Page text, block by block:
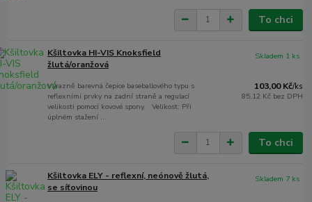
To chci
Kšiltovka HI-VIS Knoksfield
žlutá/oranžová
Výrazně barevná čepice baseballového typu s
reflexními prvky na zadní straně a regulací
velikosti pomocí kovové spony. Velikost: Při
úplném stažení ...
103,00 Kč/ks
85,12 Kč bez DPH
Skladem 1 ks
To chci
Kšiltovka ELY - reflexní, neónově žlutá,
se síťovinou
Skladem 7 ks